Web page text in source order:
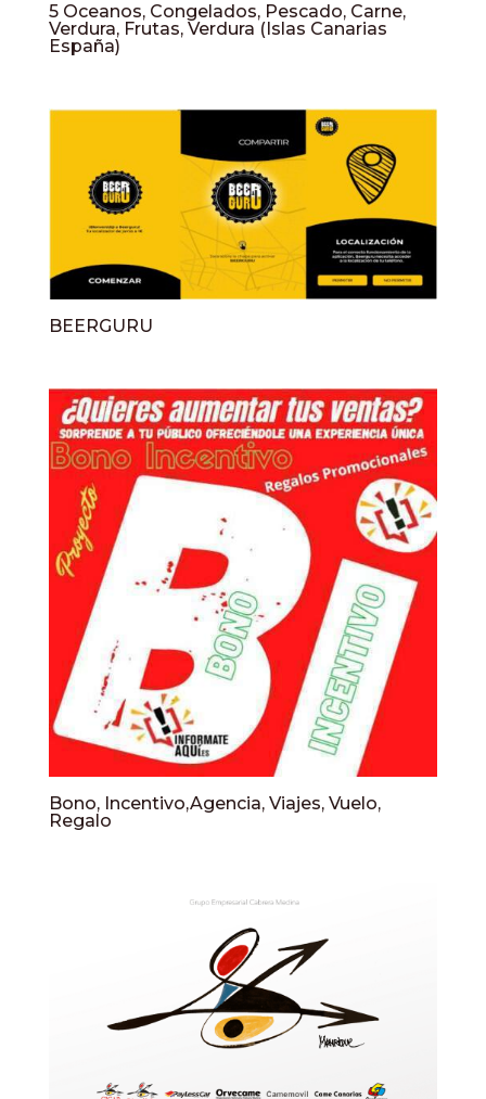
5 Oceanos, Congelados, Pescado, Carne,
Verdura, Frutas, Verdura (Islas Canarias
España)
BEERGURU
Bono, Incentivo,Agencia, Viajes, Vuelo,
Regalo